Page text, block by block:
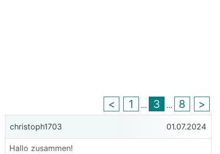
< 1 ... 3 ... 8 >
christoph1703 01.07.2024
Hallo zusammen!